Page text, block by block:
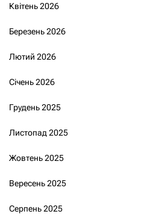
Квітень 2026
Березень 2026
Лютий 2026
Січень 2026
Грудень 2025
Листопад 2025
Жовтень 2025
Вересень 2025
Серпень 2025